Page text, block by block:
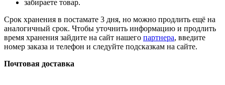
забираете товар.
Срок хранения в постамате 3 дня, но можно продлить ещё на
аналогичный срок. Чтобы уточнить информацию и продлить
время хранения зайдите на сайт нашего партнера, введите
номер заказа и телефон и следуйте подсказкам на сайте.
Почтовая доставка